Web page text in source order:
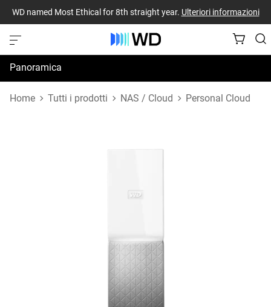
WD named Most Ethical for 8th straight year. Ulteriori informazioni
Panoramica
Specifiche
Home Tutti i prodotti NAS / Cloud Personal Cloud